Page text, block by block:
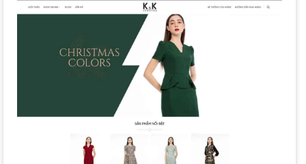
hoặc lâu hơn.
: Có thể chỉ mất 2 – 4 ngày.
Làm Thế Nào Để Chọn Dịch Vụ Thiết Kế
Website Thời Trang Phù Hợp?
Để chọn được đơn vị làm website chuyên nghiệp
nên cân nhắc các yếu tố sau: